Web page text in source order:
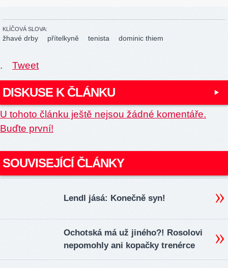
KLÍČOVÁ SLOVA:
žhavé drby přítelkyně tenista dominic thiem
. Tweet
DISKUSE K ČLÁNKU
U tohoto článku ještě nejsou žádné komentáře.
Buďte první!
SOUVISEJÍCÍ ČLÁNKY
Lendl jásá: Konečně syn!
Ochotská má už jiného?! Rosolovi
nepomohly ani kopačky trenérce